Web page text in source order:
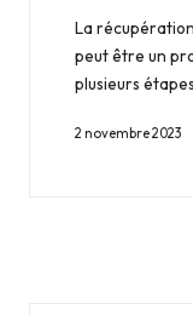
La
peut être un
plusieurs
2 novembre 2023